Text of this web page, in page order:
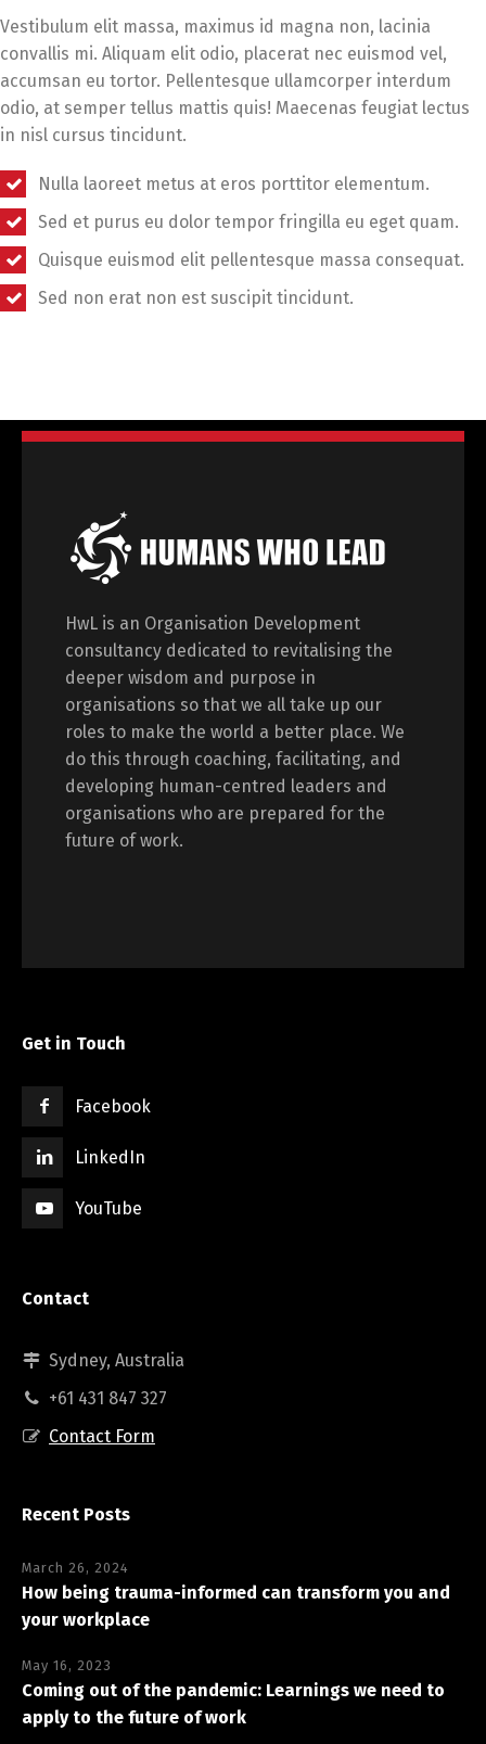
Vestibulum elit massa, maximus id magna non, lacinia
convallis mi. Aliquam elit odio, placerat nec euismod vel,
accumsan eu tortor. Pellentesque ullamcorper interdum
odio, at semper tellus mattis quis! Maecenas feugiat lectus
in nisl cursus tincidunt.
Nulla laoreet metus at eros porttitor elementum.
Sed et purus eu dolor tempor fringilla eu eget quam.
Quisque euismod elit pellentesque massa consequat.
Sed non erat non est suscipit tincidunt.
HwL is an Organisation Development
consultancy dedicated to revitalising the
deeper wisdom and purpose in
organisations so that we all take up our
roles to make the world a better place. We
do this through coaching, facilitating, and
developing human-centred leaders and
organisations who are prepared for the
future of work.
Get in Touch
Facebook
LinkedIn
YouTube
Contact
Sydney, Australia
+61 431 847 327
Contact Form
Recent Posts
March 26, 2024
How being trauma-informed can transform you and
your workplace
May 16, 2023
Coming out of the pandemic: Learnings we need to
apply to the future of work